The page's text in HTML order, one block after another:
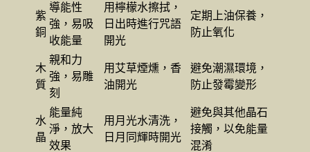
紫
銅
導能性
強，易吸
收能量
用檸檬水擦拭，
日出時進行咒語
開光
定期上油保養，
防止氧化
木
質
親和力
強，易雕
刻
用艾草煙燻，香
油開光
避免潮濕環境，
防止發霉變形
水
晶
能量純
淨，放大
效果
用月光水清洗，
日月同輝時開光
避免與其他晶石
接觸，以免能量
混淆